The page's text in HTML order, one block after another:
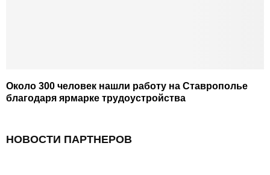
Около 300 человек нашли работу на Ставрополье
благодаря ярмарке трудоустройства
НОВОСТИ ПАРТНЕРОВ